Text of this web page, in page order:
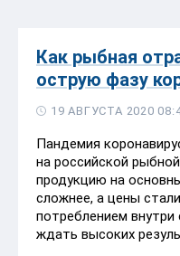
Как рыбная
острую фазу
19 АВГУСТА 2020
Пандемия
на российской
продукцию на
сложнее, а цены
потреблением
ждать высоких